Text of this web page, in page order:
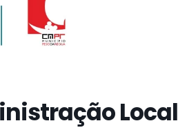
Local